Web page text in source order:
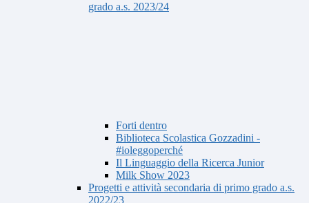
grado a.s. 2023/24
Forti dentro
Biblioteca Scolastica Gozzadini -
#ioleggoperché
Il Linguaggio della Ricerca Junior
Milk Show 2023
Progetti e attività secondaria di primo grado a.s.
2022/23